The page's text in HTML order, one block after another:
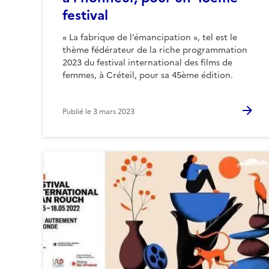
festival
« La fabrique de l’émancipation », tel est le
thème fédérateur de la riche programmation
2023 du festival international des films de
femmes, à Créteil, pour sa 45ème édition.
Publié le3 mars 2023